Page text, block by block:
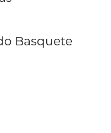
Basquete